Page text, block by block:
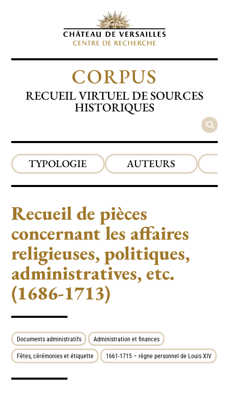
CORPUS
RECUEIL VIRTUEL DE SOURCES
HISTORIQUES
TYPOLOGIE AUTEURS
Recueil de pièces
concernant les affaires
religieuses, politiques,
administratives, etc.
(1686-1713)
Documents administratifs Administration et finances
Fêtes, cérémonies et étiquette 1661-1715 – règne personnel de Louis XIV